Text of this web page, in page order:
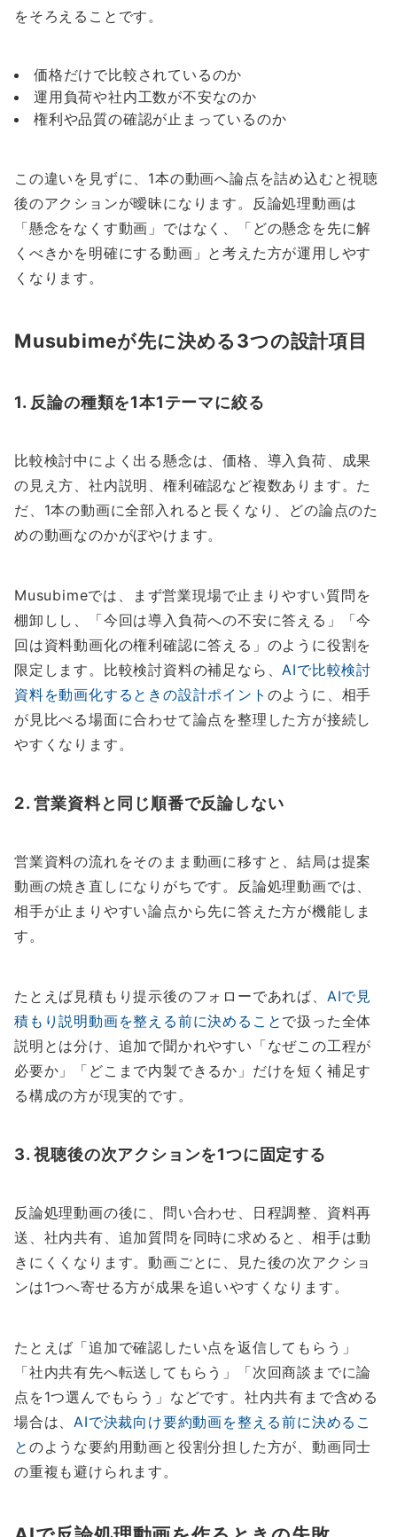
をそろえることです。
価格だけで比較されているのか
運用負荷や社内工数が不安なのか
権利や品質の確認が止まっているのか
この違いを見ずに、1本の動画へ論点を詰め込むと視聴
後のアクションが曖昧になります。反論処理動画は
「懸念をなくす動画」ではなく、「どの懸念を先に解
くべきかを明確にする動画」と考えた方が運用しやす
くなります。
Musubimeが先に決める3つの設計項目
1. 反論の種類を1本1テーマに絞る
比較検討中によく出る懸念は、価格、導入負荷、成果
の見え方、社内説明、権利確認など複数あります。た
だ、1本の動画に全部入れると長くなり、どの論点のた
めの動画なのかがぼやけます。
Musubimeでは、まず営業現場で止まりやすい質問を
棚卸しし、「今回は導入負荷への不安に答える」「今
回は資料動画化の権利確認に答える」のように役割を
限定します。比較検討資料の補足なら、AIで比較検討
資料を動画化するときの設計ポイント のように、相手
が見比べる場面に合わせて論点を整理した方が接続し
やすくなります。
2. 営業資料と同じ順番で反論しない
営業資料の流れをそのまま動画に移すと、結局は提案
動画の焼き直しになりがちです。反論処理動画では、
相手が止まりやすい論点から先に答えた方が機能しま
す。
たとえば見積もり提示後のフォローであれば、 AIで見
積もり説明動画を整える前に決めること で扱った全体
説明とは分け、追加で聞かれやすい「なぜこの工程が
必要か」「どこまで内製できるか」だけを短く補足す
る構成の方が現実的です。
3. 視聴後の次アクションを1つに固定する
反論処理動画の後に、問い合わせ、日程調整、資料再
送、社内共有、追加質問を同時に求めると、相手は動
きにくくなります。動画ごとに、見た後の次アクショ
ンは1つへ寄せる方が成果を追いやすくなります。
たとえば「追加で確認したい点を返信してもらう」
「社内共有先へ転送してもらう」「次回商談までに論
点を1つ選んでもらう」などです。社内共有まで含める
場合は、AIで決裁向け要約動画を整える前に決めるこ
と のような要約用動画と役割分担した方が、動画同士
の重複も避けられます。